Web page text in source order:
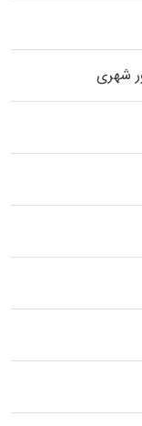
شهری